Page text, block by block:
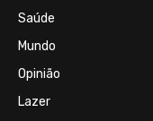
Saúde
Mundo
Opinião
Lazer